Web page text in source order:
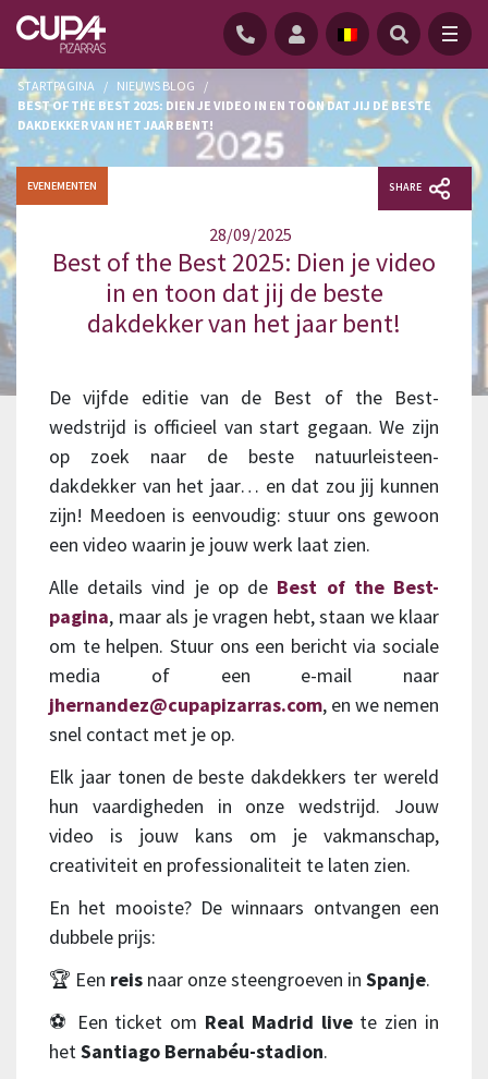
STARTPAGINA / NIEUWS BLOG
/
BEST OF THE BEST 2025: DIEN JE VIDEO IN EN TOON DAT JIJ DE BESTE
DAKDEKKER VAN HET JAAR BENT!
EVENEMENTEN
28/09/2025
SHARE
Best of the Best 2025: Dien je video
in en toon dat jij de beste
dakdekker van het jaar bent!
De vijfde editie van de Best of the Best-
wedstrijd is officieel van start gegaan. We zijn
op zoek naar de beste natuurleisteen-
dakdekker van het jaar… en dat zou jij kunnen
zijn! Meedoen is eenvoudig: stuur ons gewoon
een video waarin je jouw werk laat zien.
Alle details vind je op de Best of the Best-
pagina, maar als je vragen hebt, staan we klaar
om te helpen. Stuur ons een bericht via sociale
media of een e-mail naar
jhernandez@cupapizarras.com, en we nemen
snel contact met je op.
Elk jaar tonen de beste dakdekkers ter wereld
hun vaardigheden in onze wedstrijd. Jouw
video is jouw kans om je vakmanschap,
creativiteit en professionaliteit te laten zien.
En het mooiste? De winnaars ontvangen een
dubbele prijs:
🏆 Een reis naar onze steengroeven in Spanje.
⚽ Een ticket om Real Madrid livete zien in
het Santiago Bernabéu-stadion.